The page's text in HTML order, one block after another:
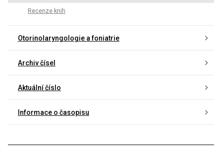
Recenze knih
Otorinolaryngologie a foniatrie
Archiv čísel
Aktuální číslo
Informace o časopisu